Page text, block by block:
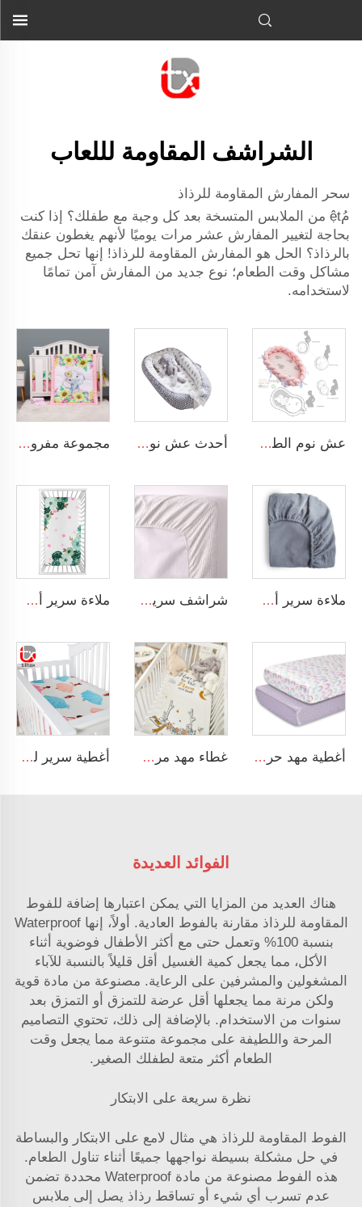
الشراشف المقاومة لللعاب
سحر المفارش المقاومة للرذاذ
مُệt من الملابس المتسخة بعد كل وجبة مع طفلك؟ إذا كنت
بحاجة لتغيير المفارش عشر مرات يوميًا لأنهم يغطون عنقك
بالرذاذ؟ الحل هو المفارش المقاومة للرذاذ! إنها تحل جميع
مشاكل وقت الطعام؛ نوع جديد من المفارش آمن تمامًا
لاستخدامه.
عش نوم الطفل الم trenge المزود بسرير مجدول ناعم مناسب للأطفال حديثي الولادة قابل للنقل أحدث عش نوم مريح للطفل الرضيع قابل للنقل مصنوع من القطن 100٪ مجموعة مفروشات سرير الطفل المكونة من 3 قطع: بطانية، وشاح مطاطي، وتنورة سرير
ملاءة سرير أطفال مصنوعة من القطن العضوي 100% خفيفة وناعمة جدًا وقابلة للغسل الآلي شراشف سرير أطفال بنسبة 100% قطن عضوي مقلم ومصنوع من القطن المشعوم، قابلة للتنفس وشريحة مثبتة ملاءة سرير أطفال بنمط زهري أصفر مصنوعة من القطن الناعم بنسبة 100%، ملاءة سرير لملابس أسرة الفتيات
أغطية مهد حرير قزحية للأسرة القياسية وأسرة الأطفال الرضع 100٪ ساتان ناعم غطاء مهد غطاء مهد مرن ومريح مصنوع من الرايون الناعم للغاية مع إضافات الإيلاستين قابل للتمدد - لون محايد أغطية سرير للأطفال مطبوعة رقميًا برسم فتاة راقصة كرتونية مع أغطية سرير للأطفال مصنوعة من الحرير مخصصة للسرير مع أغطية سرير من الساتين
الفوائد العديدة
هناك العديد من المزايا التي يمكن اعتبارها إضافة للفوط
المقاومة للرذاذ مقارنة بالفوط العادية. أولاً، إنها Waterproof
بنسبة 100% وتعمل حتى مع أكثر الأطفال فوضوية أثناء
الأكل، مما يجعل كمية الغسيل أقل قليلاً بالنسبة للآباء
المشغولين والمشرفين على الرعاية. مصنوعة من مادة قوية
ولكن مرنة مما يجعلها أقل عرضة للتمزق أو التمزق بعد
سنوات من الاستخدام. بالإضافة إلى ذلك، تحتوي التصاميم
المرحة واللطيفة على مجموعة متنوعة مما يجعل وقت
الطعام أكثر متعة لطفلك الصغير.
نظرة سريعة على الابتكار
الفوط المقاومة للرذاذ هي مثال لامع على الابتكار والبساطة
في حل مشكلة بسيطة نواجهها جميعًا أثناء تناول الطعام.
هذه الفوط مصنوعة من مادة Waterproof محددة تضمن
عدم تسرب أي شيء أو تساقط رذاذ يصل إلى ملابس